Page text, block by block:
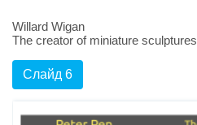
Willard Wigan
The creator of miniature sculptures
Слайд 6